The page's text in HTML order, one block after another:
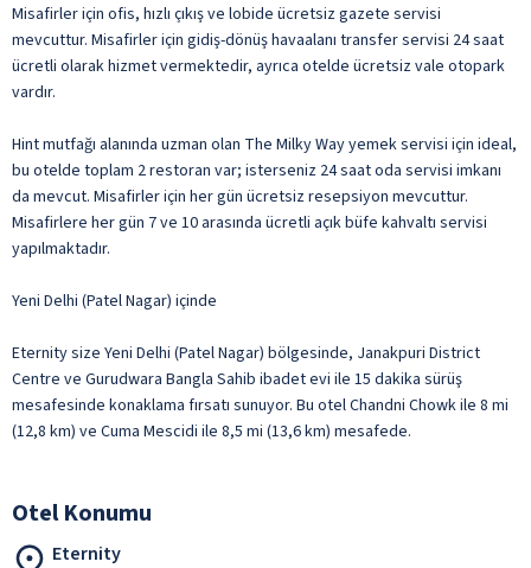
Misafirler için ofis, hızlı çıkış ve lobide ücretsiz gazete servisi
mevcuttur. Misafirler için gidiş-dönüş havaalanı transfer servisi 24 saat
ücretli olarak hizmet vermektedir, ayrıca otelde ücretsiz vale otopark
vardır.
Hint mutfağı alanında uzman olan The Milky Way yemek servisi için ideal,
bu otelde toplam 2 restoran var; isterseniz 24 saat oda servisi imkanı
da mevcut. Misafirler için her gün ücretsiz resepsiyon mevcuttur.
Misafirlere her gün 7 ve 10 arasında ücretli açık büfe kahvaltı servisi
yapılmaktadır.
Yeni Delhi (Patel Nagar) içinde
Eternity size Yeni Delhi (Patel Nagar) bölgesinde, Janakpuri District
Centre ve Gurudwara Bangla Sahib ibadet evi ile 15 dakika sürüş
mesafesinde konaklama fırsatı sunuyor. Bu otel Chandni Chowk ile 8 mi
(12,8 km) ve Cuma Mescidi ile 8,5 mi (13,6 km) mesafede.
Otel Konumu
Eternity